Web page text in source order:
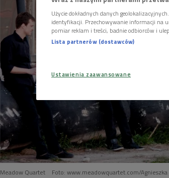
Meadow Quartet Foto: www.meadowquartet.com/Agnieszka
Użycie dokładnych danych
identyfikacji. Przechowywanie informacji na
pomiar reklam i treści, badnie odbiorców i
Lista partnerów (dostawców)
Ustawienia zaawansowane